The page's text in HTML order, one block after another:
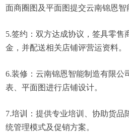
面商圈图及平面图提交云南锦恩智
5.签约：双方达成协议，签具零售
金，并配送相关店铺评营运资料。
6.装修：云南锦恩智能制造有限公
表、平面图进行店铺设计。
7.培训：提供专业培训、协助货品
统管理模式及促销方案。